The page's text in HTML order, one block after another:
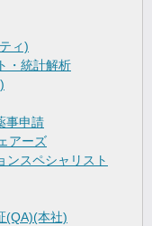
ィ)
・統計解析
事申請
アーズ
ンスペシャリスト
(QA)(本社)